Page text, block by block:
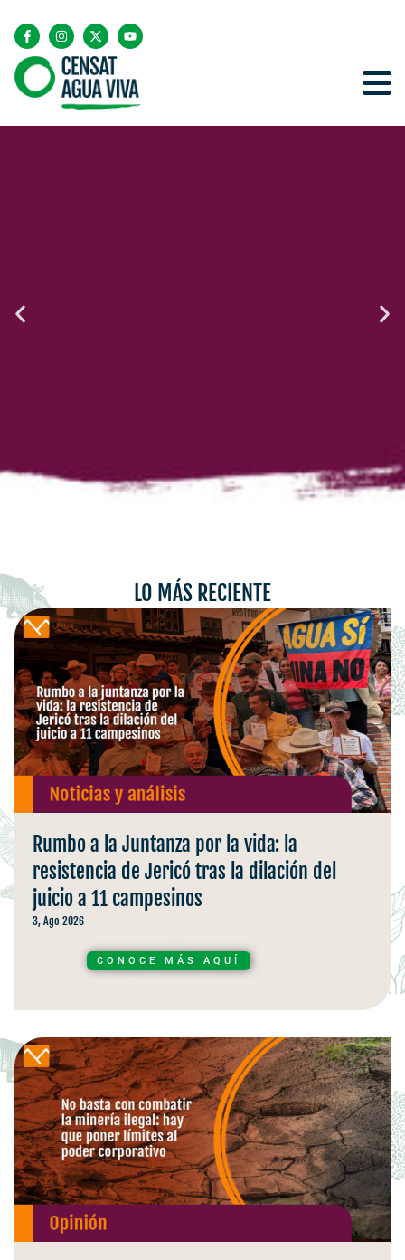
LO MÁS RECIENTE
Rumbo a la Juntanza por la vida: la
resistencia de Jericó tras la dilación del
juicio a 11 campesinos
3, Ago 2026
CONOCE MÁS AQUÍ